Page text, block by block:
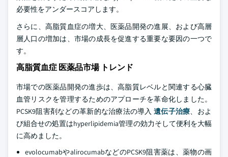
必要性をアンダースコアします。
さらに、高脂質血症の増大、医薬品開発の進展、および高層
層人口の増加は、市場の成長を促進する重要な要因の一つで
す。
高脂質血症 医薬品市場 トレンド
市場での医薬品開発の進歩は、高脂質レベルと関連する心臓
血管リスクを管理するためのアプローチを革命化しました。
PCSK9阻害剤などの革新的な治療法の導入遺伝子治療、およ
び組合せの処置はhyperlipidemia管理の効力そして便利を大幅
に高めました。
evolocumabやalirocumabなどのPCSK9阻害薬は、薬物の画